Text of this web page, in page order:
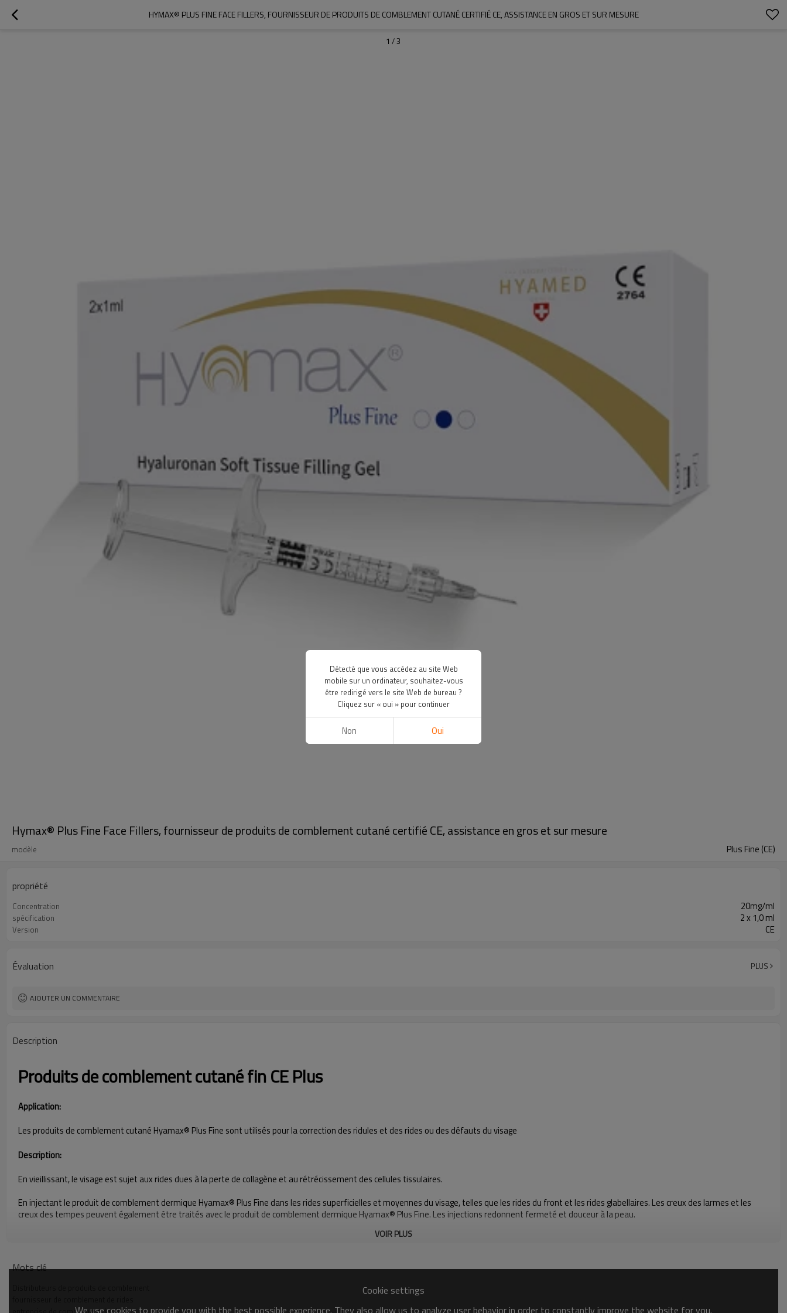
HYMAX® PLUS FINE FACE FILLERS, FOURNISSEUR DE PRODUITS DE COMBLEMENT CUTANÉ CERTIFIÉ CE, ASSISTANCE EN GROS ET SUR MESURE
1 /3
Hymax® Plus Fine Face Fillers, fournisseur de produits de comblement cutané certifié CE, assistance en gros et sur mesure
modèle Plus Fine (CE)
propriété
Concentration 20mg/ml
spécification 2 x 1,0 ml
Version CE
Évaluation PLUS
AJOUTER UN COMMENTAIRE
Description
Produits de comblement cutané fin CE Plus
Application:
Les produits de comblement cutané Hyamax® Plus Fine sont utilisés pour la correction des ridules et des rides ou des défauts du visage
Description:
En vieillissant, le visage est sujet aux rides dues à la perte de collagène et au rétrécissement des cellules tissulaires.
En injectant le produit de comblement dermique Hyamax® Plus Fine dans les rides superficielles et moyennes du visage, telles que les rides du front et les rides glabellaires. Les creux des larmes et les
creux des tempes peuvent également être traités avec le produit de comblement dermique Hyamax® Plus Fine. Les injections redonnent fermeté et douceur à la peau.
Remplisseur ingectable d'acide hyaluronique réticulé
VOIR PLUS
Mots clé
Cookie settings
We use cookies to provide you with the best possible experience. They also allow us to analyze user behavior in order to constantly improve the website for you.
Détecté que vous accédez au site Web
mobile sur un ordinateur, souhaitez-vous
être redirigé vers le site Web de bureau ?
Cliquez sur « oui » pour continuer
Non Oui